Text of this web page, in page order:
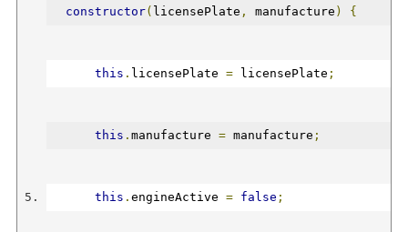
constructor( licensePlate , manufacture ) {
this . licensePlate = licensePlate ;
this . manufacture = manufacture ;
this . engineActive = false ;